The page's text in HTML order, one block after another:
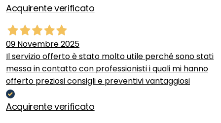
Acquirente verificato
09 Novembre 2025
Il servizio offerto è stato molto utile perché sono stati
messa in contatto con professionisti i quali mi hanno
offerto preziosi consigli e preventivi vantaggiosi
Acquirente verificato